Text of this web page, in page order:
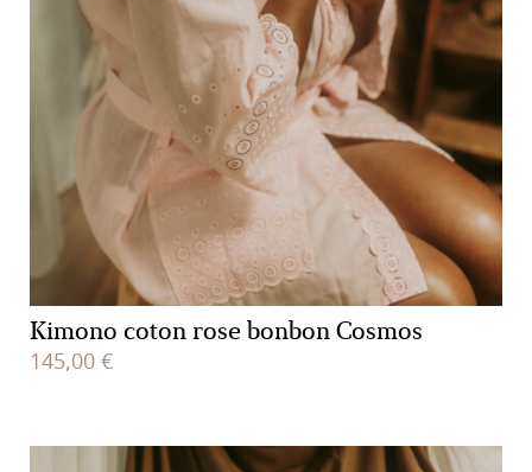
Kimono coton rose bonbon Cosmos
145,00 €